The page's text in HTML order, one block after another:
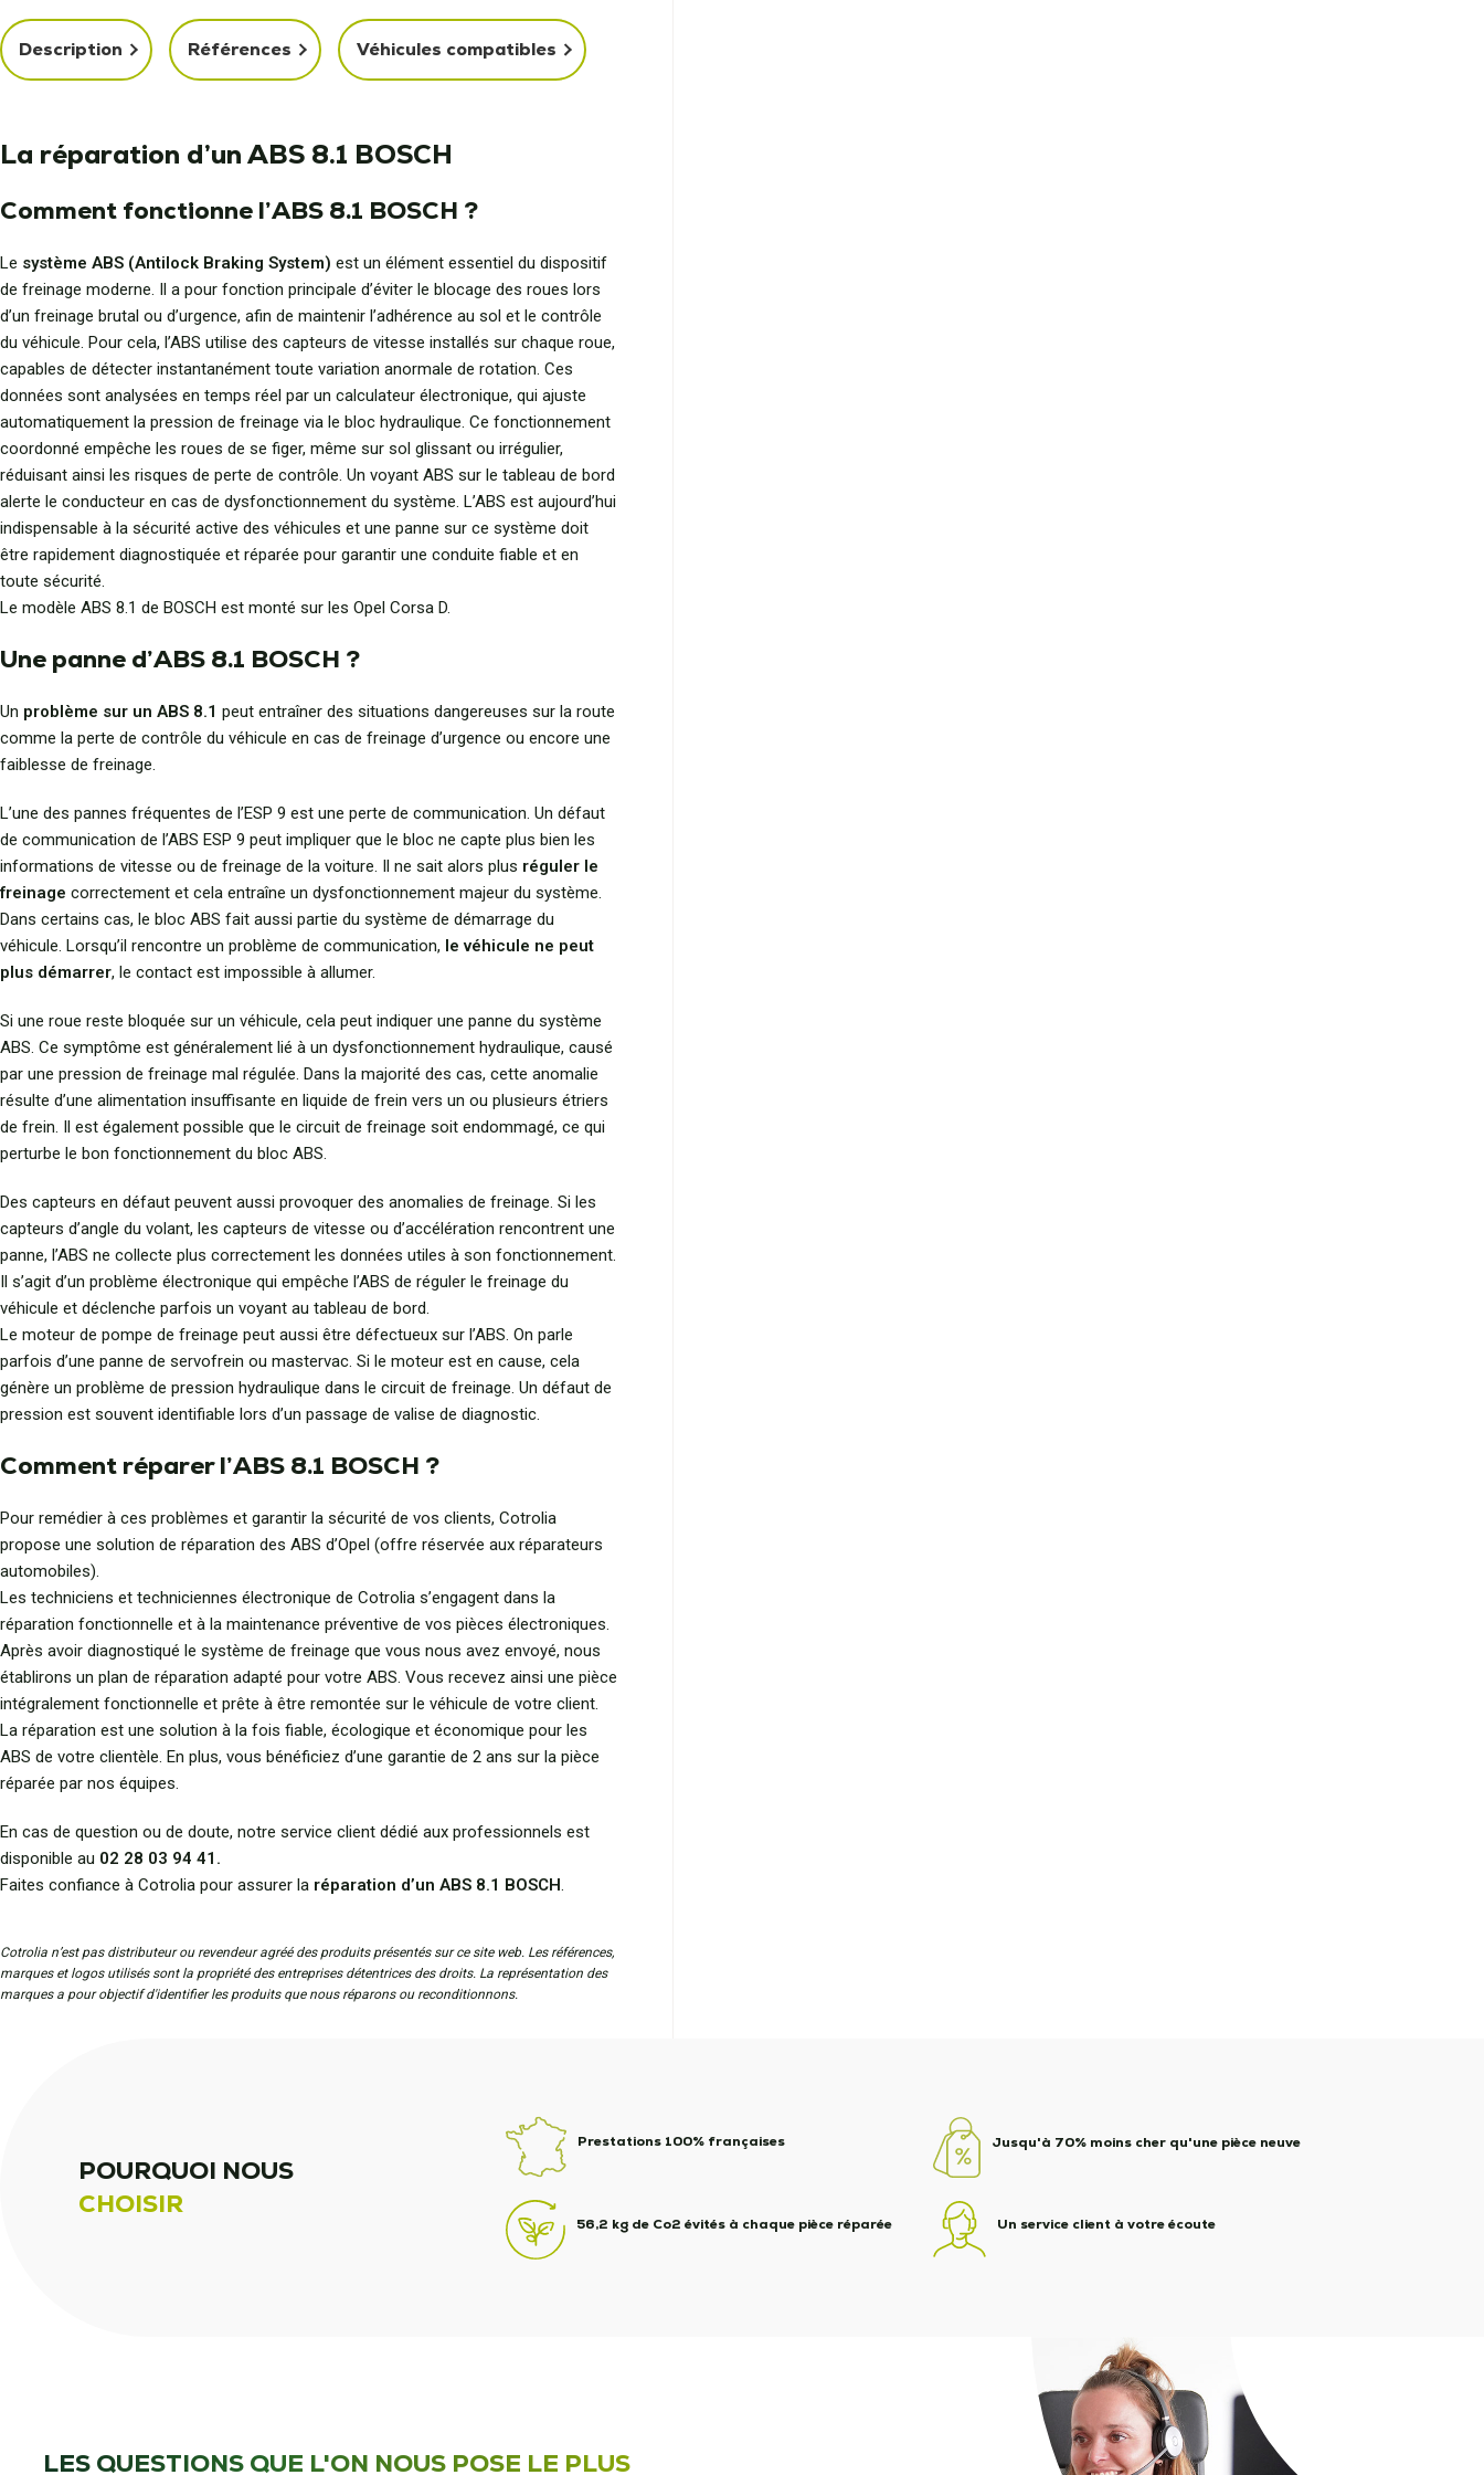
Description Références Véhicules compatibles
La réparation d’un ABS 8.1 BOSCH
Comment fonctionne l’ABS 8.1 BOSCH ?
Le système ABS (Antilock Braking System) est un élément essentiel du dispositif
de freinage moderne. Il a pour fonction principale d’éviter le blocage des roues lors
d’un freinage brutal ou d’urgence, afin de maintenir l’adhérence au sol et le contrôle
du véhicule. Pour cela, l’ABS utilise des capteurs de vitesse installés sur chaque roue,
capables de détecter instantanément toute variation anormale de rotation. Ces
données sont analysées en temps réel par un calculateur électronique, qui ajuste
automatiquement la pression de freinage via le bloc hydraulique. Ce fonctionnement
coordonné empêche les roues de se figer, même sur sol glissant ou irrégulier,
réduisant ainsi les risques de perte de contrôle. Un voyant ABS sur le tableau de bord
alerte le conducteur en cas de dysfonctionnement du système. L’ABS est aujourd’hui
indispensable à la sécurité active des véhicules et une panne sur ce système doit
être rapidement diagnostiquée et réparée pour garantir une conduite fiable et en
toute sécurité.
Le modèle ABS 8.1 de BOSCH est monté sur les Opel Corsa D.
Une panne d’ABS 8.1 BOSCH ?
Un problème sur un ABS 8.1 peut entraîner des situations dangereuses sur la route
comme la perte de contrôle du véhicule en cas de freinage d’urgence ou encore une
faiblesse de freinage.
L’une des pannes fréquentes de l’ESP 9 est une perte de communication. Un défaut
de communication de l’ABS ESP 9 peut impliquer que le bloc ne capte plus bien les
informations de vitesse ou de freinage de la voiture. Il ne sait alors plus réguler le
freinage correctement et cela entraîne un dysfonctionnement majeur du système.
Dans certains cas, le bloc ABS fait aussi partie du système de démarrage du
véhicule. Lorsqu’il rencontre un problème de communication, le véhicule ne peut
plus démarrer, le contact est impossible à allumer.
Si une roue reste bloquée sur un véhicule, cela peut indiquer une panne du système
ABS. Ce symptôme est généralement lié à un dysfonctionnement hydraulique, causé
par une pression de freinage mal régulée. Dans la majorité des cas, cette anomalie
résulte d’une alimentation insuffisante en liquide de frein vers un ou plusieurs étriers
de frein. Il est également possible que le circuit de freinage soit endommagé, ce qui
perturbe le bon fonctionnement du bloc ABS.
Des capteurs en défaut peuvent aussi provoquer des anomalies de freinage. Si les
capteurs d’angle du volant, les capteurs de vitesse ou d’accélération rencontrent une
panne, l’ABS ne collecte plus correctement les données utiles à son fonctionnement.
Il s’agit d’un problème électronique qui empêche l’ABS de réguler le freinage du
véhicule et déclenche parfois un voyant au tableau de bord.
Le moteur de pompe de freinage peut aussi être défectueux sur l’ABS. On parle
parfois d’une panne de servofrein ou mastervac. Si le moteur est en cause, cela
génère un problème de pression hydraulique dans le circuit de freinage. Un défaut de
pression est souvent identifiable lors d’un passage de valise de diagnostic.
Comment réparer l’ABS 8.1 BOSCH ?
Pour remédier à ces problèmes et garantir la sécurité de vos clients, Cotrolia
propose une solution de réparation des ABS d’Opel (offre réservée aux réparateurs
automobiles).
Les techniciens et techniciennes électronique de Cotrolia s’engagent dans la
réparation fonctionnelle et à la maintenance préventive de vos pièces électroniques.
Après avoir diagnostiqué le système de freinage que vous nous avez envoyé, nous
établirons un plan de réparation adapté pour votre ABS. Vous recevez ainsi une pièce
intégralement fonctionnelle et prête à être remontée sur le véhicule de votre client.
La réparation est une solution à la fois fiable, écologique et économique pour les
ABS de votre clientèle. En plus, vous bénéficiez d’une garantie de 2 ans sur la pièce
réparée par nos équipes.
En cas de question ou de doute, notre service client dédié aux professionnels est
disponible au 02 28 03 94 41.
Faites confiance à Cotrolia pour assurer la réparation d’un ABS 8.1 BOSCH.
Cotrolia n’est pas distributeur ou revendeur agréé des produits présentés sur ce site web. Les références,
marques et logos utilisés sont la propriété des entreprises détentrices des droits. La représentation des
marques a pour objectif d'identifier les produits que nous réparons ou reconditionnons.
POURQUOI NOUS
CHOISIR
Prestations 100% françaises
56,2 kg de Co2 évités à chaque pièce réparée
Jusqu'à 70% moins cher qu'une pièce neuve
Un service client à votre écoute
LES QUESTIONS QUE L'ON NOUS POSE LE PLUS